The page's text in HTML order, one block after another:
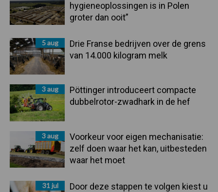
hygieneoplossingen is in Polen
groter dan ooit”
5 aug
Drie Franse bedrijven over de grens
van 14.000 kilogram melk
3 aug
Pöttinger introduceert compacte
dubbelrotor-zwadhark in de hef
3 aug
Voorkeur voor eigen mechanisatie:
zelf doen waar het kan, uitbesteden
waar het moet
31 jul
Door deze stappen te volgen kiest u